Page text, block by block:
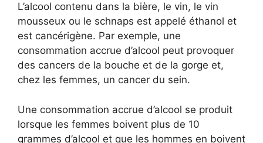
L’alcool contenu dans la bière, le vin, le vin
mousseux ou le schnaps est appelé éthanol et
est cancérigène. Par exemple, une
consommation accrue d’alcool peut provoquer
des cancers de la bouche et de la gorge et,
chez les femmes, un cancer du sein.
Une consommation accrue d’alcool se produit
lorsque les femmes boivent plus de 10
grammes d’alcool et que les hommes en boivent